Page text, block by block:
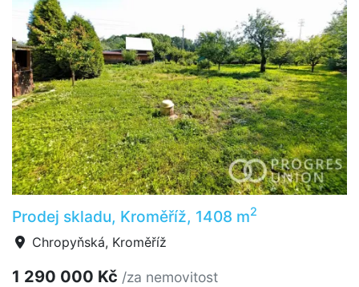
Prodej skladu, Kroměříž, 1408 m2
Chropyňská, Kroměříž
1 290 000 Kč /za nemovitost